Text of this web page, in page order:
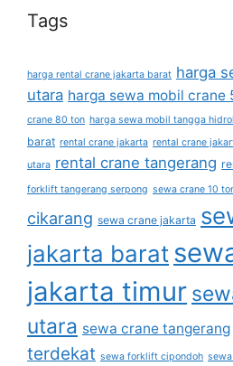
Tags
harga rental crane jakarta barat harga
utara harga sewa mobil crane
crane 80 ton harga sewa mobil tangga
barat rental crane jakarta rental crane
utara rental crane tangerang
forklift tangerang serpong sewa crane 10
cikarang sewa crane jakarta
jakarta barat
jakarta timur
utara sewa crane tangerang
terdekat sewa forklift cipondoh